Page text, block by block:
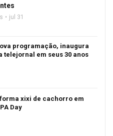
jul 31
programação, inaugura
telejornal em seus 30 anos
xixi de cachorro em
Day